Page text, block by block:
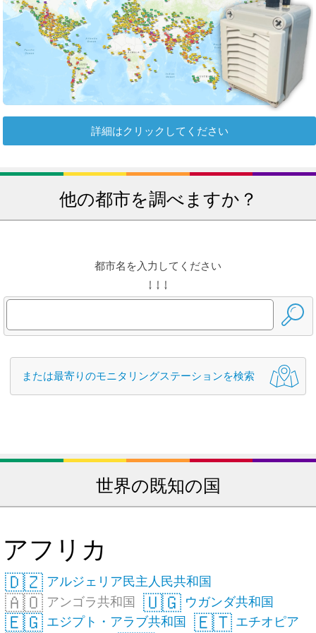
詳細はクリックしてください
他の都市を調べますか？
都市名を入力してください
↓ ↓ ↓
または最寄りのモニタリングステーションを検索
世界の既知の国
アフリカ
🇩🇿 アルジェリア民主人民共和国
🇦🇴 アンゴラ共和国 🇺🇬 ウガンダ共和国
🇪🇬 エジプト・アラブ共和国 🇪🇹 エチオピア